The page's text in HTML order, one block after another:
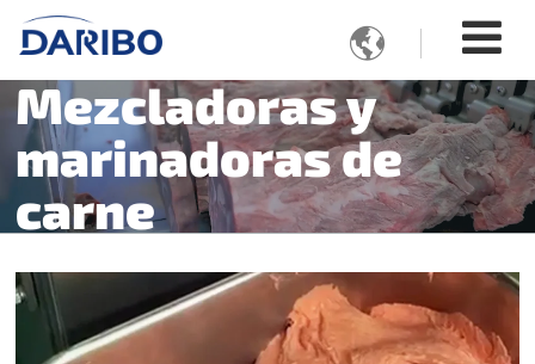

Mezcladoras y
marinadoras de
carne